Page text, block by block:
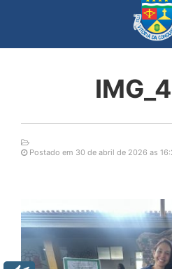
Postado em 30 de abril de 2026 as